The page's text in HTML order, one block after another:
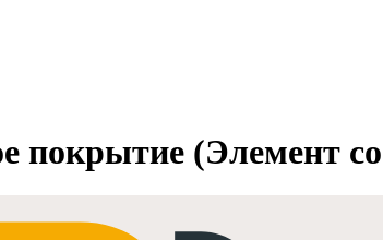
покрытие (Элемент